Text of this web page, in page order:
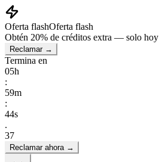
Oferta flashOferta flash
Obtén 20% de créditos extra — solo hoy
Reclamar →
Termina en
05h
:
59m
:
43s
.
01
Reclamar ahora →